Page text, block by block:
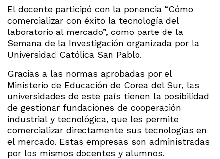
El docente participó con la ponencia “Cómo
comercializar con éxito la tecnología del
laboratorio al mercado”, como parte de la
Semana de la Investigación organizada por la
Universidad Católica San Pablo.
Gracias a las normas aprobadas por el
Ministerio de Educación de Corea del Sur, las
universidades de este país tienen la posibilidad
de gestionar fundaciones de cooperación
industrial y tecnológica, que les permite
comercializar directamente sus tecnologías en
el mercado. Estas empresas son administradas
por los mismos docentes y alumnos.